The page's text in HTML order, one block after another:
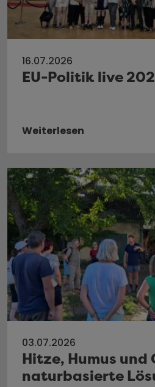
16.07.2026
EU-Politik live
Weiterlesen
03.07.2026
Hitze, Humus und
naturbasierte